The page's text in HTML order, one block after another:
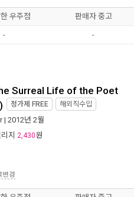
우주점 판매자 중고
- -
Surreal Life of the Poet
정가제 FREE 해외직수입
| 2012년 2월
지 2,430원
변경